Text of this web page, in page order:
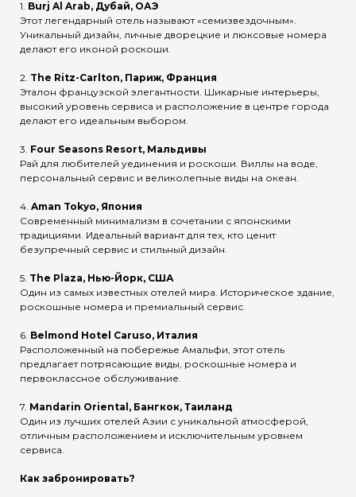
1. Burj Al Arab, Дубай, ОАЭ
Этот легендарный отель называют «семизвездочным».
Уникальный дизайн, личные дворецкие и люксовые номера
делают его иконой роскоши.
2. The Ritz-Carlton, Париж, Франция
Эталон французской элегантности. Шикарные интерьеры,
высокий уровень сервиса и расположение в центре города
делают его идеальным выбором.
3. Four Seasons Resort, Мальдивы
Рай для любителей уединения и роскоши. Виллы на воде,
персональный сервис и великолепные виды на океан.
4. Aman Tokyo, Япония
Современный минимализм в сочетании с японскими
традициями. Идеальный вариант для тех, кто ценит
безупречный сервис и стильный дизайн.
5. The Plaza, Нью-Йорк, США
Один из самых известных отелей мира. Историческое здание,
роскошные номера и премиальный сервис.
6. Belmond Hotel Caruso, Италия
Расположенный на побережье Амальфи, этот отель
предлагает потрясающие виды, роскошные номера и
первоклассное обслуживание.
7. Mandarin Oriental, Бангкок, Таиланд
Один из лучших отелей Азии с уникальной атмосферой,
отличным расположением и исключительным уровнем
сервиса.
Как забронировать?